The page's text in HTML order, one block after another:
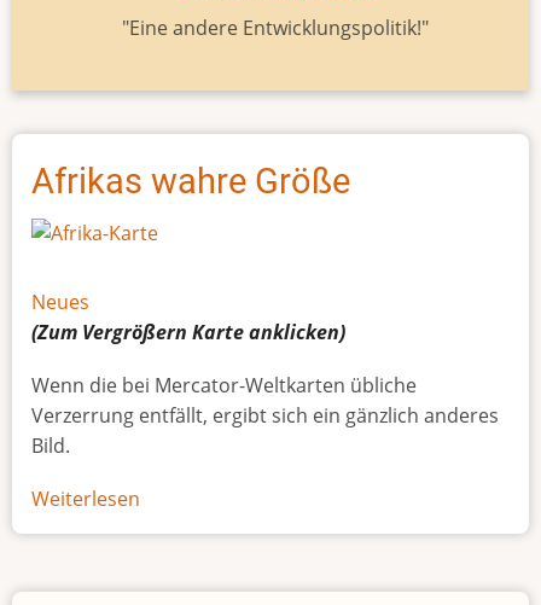
"Eine andere Entwicklungspolitik!"
Afrikas wahre Größe
Neues
(Zum Vergrößern Karteanklicken)
Wenn die bei Mercator-Weltkarten übliche
Verzerrung entfällt, ergibt sich ein gänzlich anderes
Bild.
Weiterlesen
Afrikas
Größe